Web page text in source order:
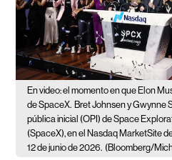
En video: el momento en que Elon
de SpaceX. Bret Johnsen y Gwynne
pública inicial (OPI) de Space
(SpaceX), en el Nasdaq MarketSite
12 de junio de 2026. (Bloomberg/